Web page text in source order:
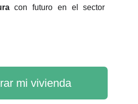
con futuro en el sector
mi vivienda